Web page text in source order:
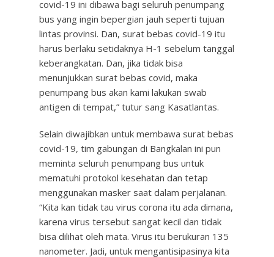
covid-19 ini dibawa bagi seluruh penumpang
bus yang ingin bepergian jauh seperti tujuan
lintas provinsi. Dan, surat bebas covid-19 itu
harus berlaku setidaknya H-1 sebelum tanggal
keberangkatan. Dan, jika tidak bisa
menunjukkan surat bebas covid, maka
penumpang bus akan kami lakukan swab
antigen di tempat,” tutur sang Kasatlantas.
Selain diwajibkan untuk membawa surat bebas
covid-19, tim gabungan di Bangkalan ini pun
meminta seluruh penumpang bus untuk
mematuhi protokol kesehatan dan tetap
menggunakan masker saat dalam perjalanan.
“Kita kan tidak tau virus corona itu ada dimana,
karena virus tersebut sangat kecil dan tidak
bisa dilihat oleh mata. Virus itu berukuran 135
nanometer. Jadi, untuk mengantisipasinya kita